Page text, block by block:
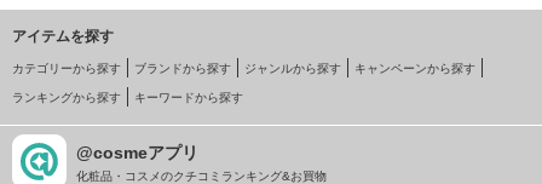
アイテムを探す
カテゴリーから探す ブランドから探す ジャンルから探す キャンペーンから探す
ランキングから探す キーワードから探す
@cosmeアプリ
化粧品・コスメのクチコミランキング&お買物